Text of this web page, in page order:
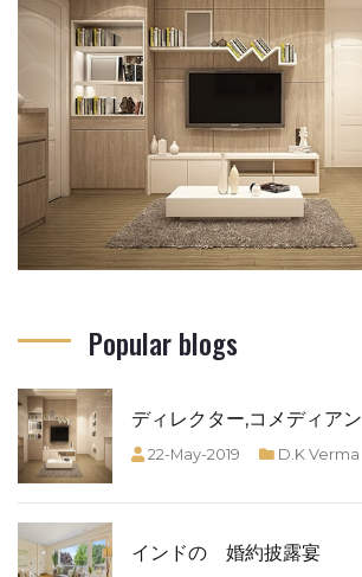
Popular blogs
ディレクター,コメディアン
22-May-2019 D.K Verma
インドの 婚約披露宴